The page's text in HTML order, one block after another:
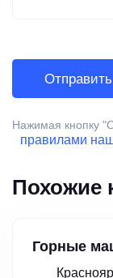
Нажимая кнопку
правилами
Похожие
Горные